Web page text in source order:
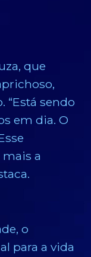
que
sendo
em dia. O
a
o
para a vida